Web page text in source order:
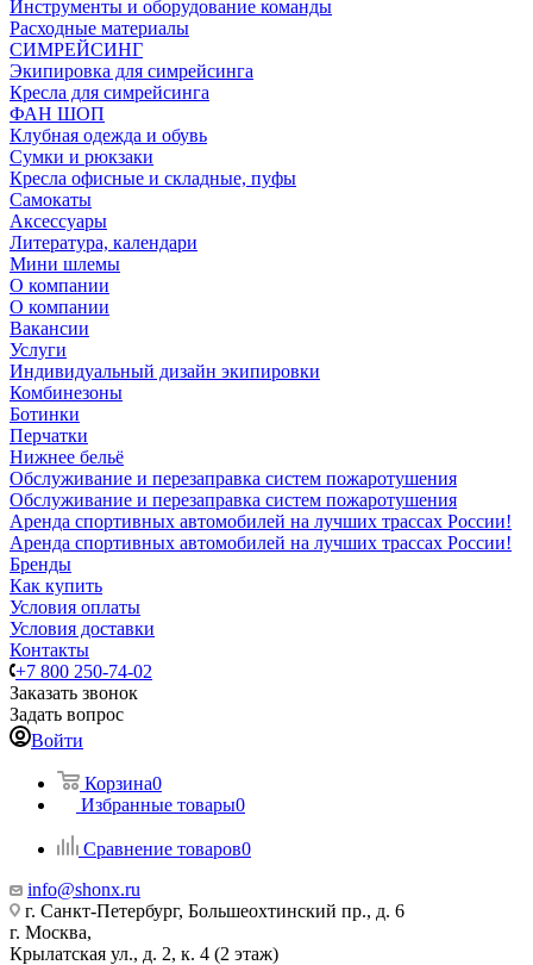
Инструменты и оборудование команды
Расходные материалы
СИМРЕЙСИНГ
Экипировка для симрейсинга
Кресла для симрейсинга
ФАН ШОП
Клубная одежда и обувь
Сумки и рюкзаки
Кресла офисные и складные, пуфы
Самокаты
Аксессуары
Литература, календари
Мини шлемы
О компании
О компании
Вакансии
Услуги
Индивидуальный дизайн экипировки
Комбинезоны
Ботинки
Перчатки
Нижнее бельё
Обслуживание и перезаправка систем пожаротушения
Обслуживание и перезаправка систем пожаротушения
Аренда спортивных автомобилей на лучших трассах России!
Аренда спортивных автомобилей на лучших трассах России!
Бренды
Как купить
Условия оплаты
Условия доставки
Контакты
+7 800 250-74-02
Заказать звонок
Задать вопрос
Войти
Корзина0
Избранные товары0
Сравнение товаров0
info@shonx.ru
г. Санкт-Петербург, Большеохтинский пр., д. 6
г. Москва,
Крылатская ул., д. 2, к. 4 (2 этаж)